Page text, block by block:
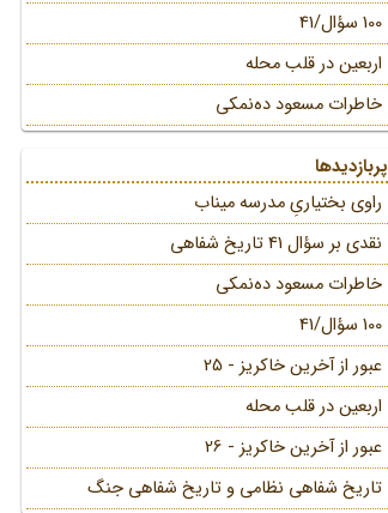
100 سؤال/41
اربعین در قلب محله
خاطرات مسعود ده‌نمکی
پربازدیدها
راوی بختیاریِ مدرسه میناب
نقدی بر سؤال 41 تاریخ شفاهی
خاطرات مسعود ده‌نمکی
100 سؤال/41
عبور از آخرین خاکریز - 25
اربعین در قلب محله
عبور از آخرین خاکریز - 26
تاریخ شفاهی نظامی و تاریخ شفاهی جنگ